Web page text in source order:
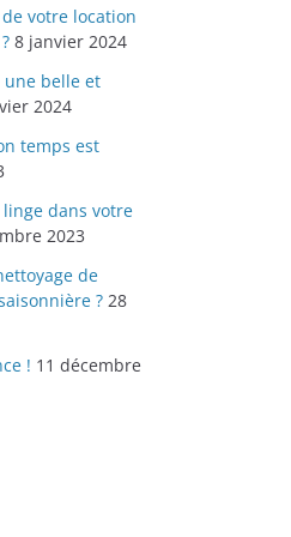
votre location
8 janvier 2024
une belle et
2024
temps est
dans votre
2023
de
? 28
! 11 décembre